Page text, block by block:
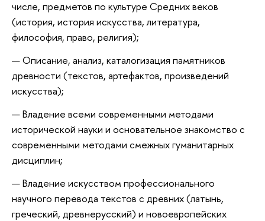
числе, предметов по культуре Средних веков
(история, история искусства, литература,
философия, право, религия);
Описание, анализ, каталогизация памятников
древности (текстов, артефактов, произведений
искусства);
Владение всеми современными методами
исторической науки и основательное знакомство с
современными методами смежных гуманитарных
дисциплин;
Владение искусством профессионального
научного перевода текстов с древних (латынь,
греческий, древнерусский) и новоевропейских